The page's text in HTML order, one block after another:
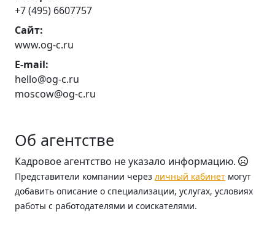
+7 (495) 6607757
Сайт:
www.og-c.ru
E-mail:
hello@og-c.ru
moscow@og-c.ru
Об агентстве
Кадровое агентство не указало информацию.
Представители компании через личный кабинет могут
добавить описание о специализации, услугах, условиях
работы с работодателями и соискателями.